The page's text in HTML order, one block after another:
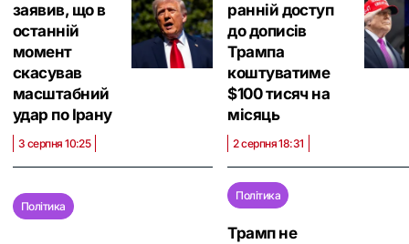
заявив, що в
останній
момент
скасував
масштабний
удар по Ірану
3 серпня 10:25
ранній доступ
до дописів
Трампа
коштуватиме
$100 тисяч на
місяць
2 серпня 18:31
Політика
Політика
Трамп не